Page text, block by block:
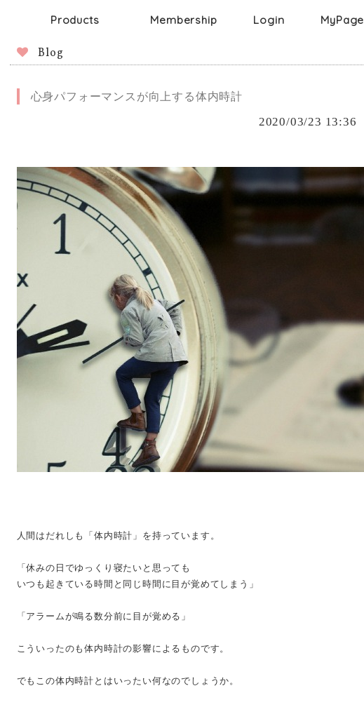
Products
Face
洗顔
クリーム
Body
髪
ボディーソープ
Membership Login MyPage
Blog
心身パフォーマンスが向上する体内時計
2020/03/23 13:36
人間はだれしも「体内時計」を持っています。
「休みの日でゆっくり寝たいと思っても
いつも起きている時間と同じ時間に目が覚めてしまう」
「アラームが鳴る数分前に目が覚める」
こういったのも体内時計の影響によるものです。
でもこの体内時計とはいったい何なのでしょうか。